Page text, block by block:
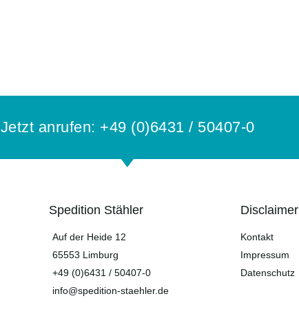
Jetzt anrufen: +49 (0)6431 / 50407-0
Spedition Stähler
Auf der Heide 12
65553 Limburg
+49 (0)6431 / 50407-0
info@spedition-staehler.de
Disclaimer
Kontakt
Impressum
Datenschutz